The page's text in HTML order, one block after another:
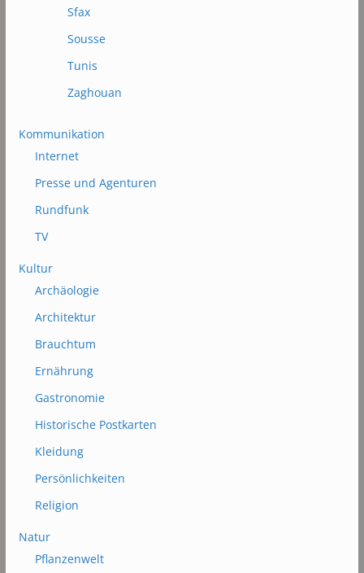
Sfax
Sousse
Tunis
Zaghouan
Kommunikation
Internet
Presse und Agenturen
Rundfunk
TV
Kultur
Archäologie
Architektur
Brauchtum
Ernährung
Gastronomie
Historische Postkarten
Kleidung
Persönlichkeiten
Religion
Natur
Pflanzenwelt